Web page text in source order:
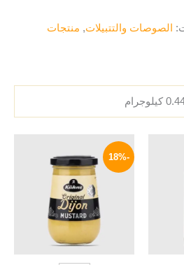
الصوصات والتتبيلات, منتجات
كيلوجرام
-18%
هو:
200 EGP.
هو:
165 EGP.